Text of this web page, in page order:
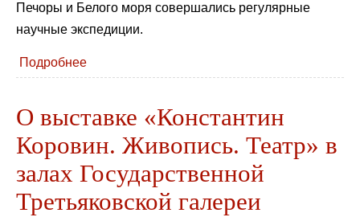
Печоры и Белого моря совершались регулярные
научные экспедиции.
Подробнее
О выставке «Константин
Коровин. Живопись. Театр» в
залах Государственной
Третьяковской галереи